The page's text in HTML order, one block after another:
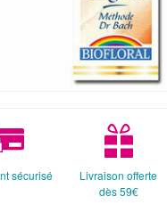
sécurisé
Livraison offerte
dès 59€